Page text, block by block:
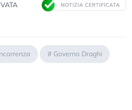
# Governo Draghi